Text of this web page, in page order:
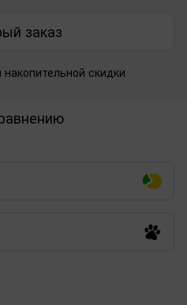
заказ
скидки